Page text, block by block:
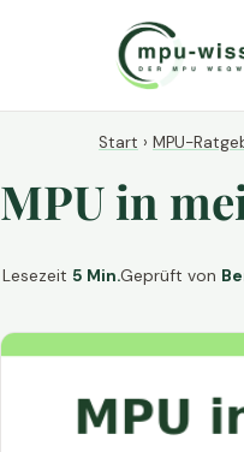
Start › MPU-
MPU in
Lesezeit 5 Min.Geprüft von